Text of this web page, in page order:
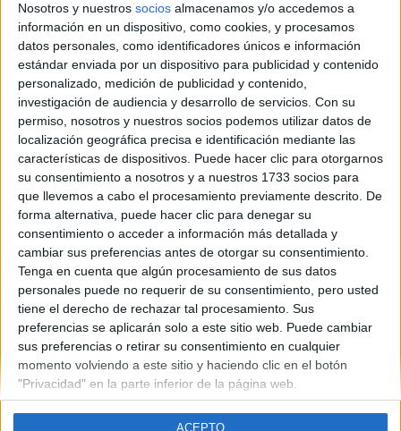
Nosotros y nuestros socios almacenamos y/o accedemos a
información en un dispositivo, como cookies, y procesamos
datos personales, como identificadores únicos e información
estándar enviada por un dispositivo para publicidad y contenido
personalizado, medición de publicidad y contenido,
investigación de audiencia y desarrollo de servicios. Con su
permiso, nosotros y nuestros socios podemos utilizar datos de
localización geográfica precisa e identificación mediante las
características de dispositivos. Puede hacer clic para otorgarnos
su consentimiento a nosotros y a nuestros 1733 socios para
que llevemos a cabo el procesamiento previamente descrito. De
forma alternativa, puede hacer clic para denegar su
consentimiento o acceder a información más detallada y
cambiar sus preferencias antes de otorgar su consentimiento.
Tenga en cuenta que algún procesamiento de sus datos
personales puede no requerir de su consentimiento, pero usted
tiene el derecho de rechazar tal procesamiento. Sus
preferencias se aplicarán solo a este sitio web. Puede cambiar
sus preferencias o retirar su consentimiento en cualquier
momento volviendo a este sitio y haciendo clic en el botón
"Privacidad" en la parte inferior de la página web.
ACEPTO
Comunidad:
Galicia
Año del examen:
2013
Mes de examen:
Junio
Septiembre
Asignatura:
Dibujo Técnico II
Fichero Examen:
ex-men-selectividad-dibujo-t-cnico-ii-galicia-2013-junio.pdf
Quiénes somos| Contactar| Anúnciate
Aviso legal|Politica de privacidad|Condiciones generales
de cookies
© 2003-2026Compás Mediterráneo S.L.- Diego de León 47 - 28006
Madrid [ESPAÑA] - Tel. +34 91 593 2767